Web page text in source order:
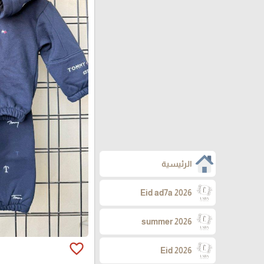
الرئيسية
Eid ad7a 2026
summer 2026
Eid 2026
favorite_border